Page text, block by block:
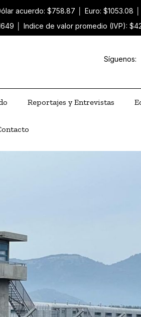
acuerdo: $758.87 Euro: $1053.08
Indice de valor promedio (IVP):
Síguenos:
Reportajes y Entrevistas